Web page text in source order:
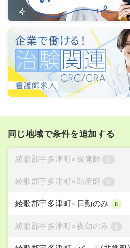
同じ地域で条件を追加する
綾歌郡宇多津町×保健師 0
綾歌郡宇多津町×助産師 0
綾歌郡宇多津町× 日勤のみ 8
綾歌郡宇多津町× 夜勤のみ 0